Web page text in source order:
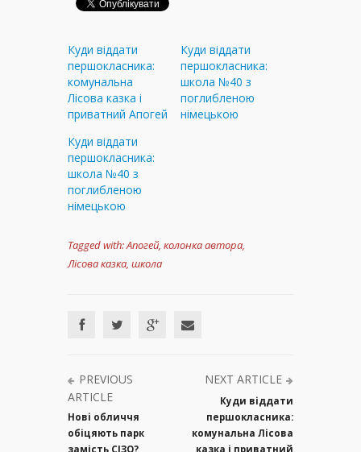
Куди віддати
першокласника:
комунальна
Лісова казка і
приватний Апогей
Куди віддати
першокласника:
школа №40 з
поглибленою
німецькою
Куди віддати
першокласника:
школа №40 з
поглибленою
німецькою
Tagged with:Апогей, колонка автора,
Лісова казка, школа
PREVIOUS
ARTICLE
Нові обличчя
обіцяють парк
замість СІЗО?
NEXT ARTICLE
Куди віддати
першокласника:
комунальна Лісова
казка і приватний